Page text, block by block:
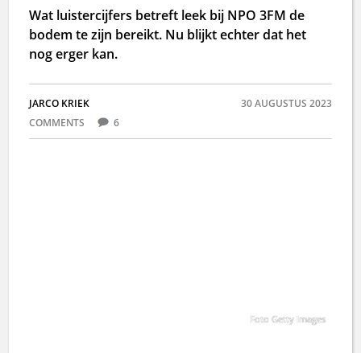
Wat luistercijfers betreft leek bij NPO 3FM de
bodem te zijn bereikt. Nu blijkt echter dat het
nog erger kan.
JARCO KRIEK
30 AUGUSTUS 2023
COMMENTS
6
Foto Getty Images